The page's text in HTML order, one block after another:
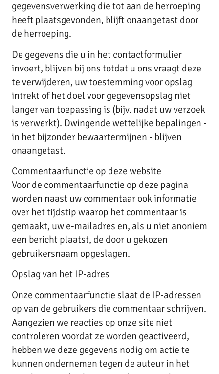
gegevensverwerking die tot aan de herroeping
heeft plaatsgevonden, blijft onaangetast door
de herroeping.
De gegevens die u in het contactformulier
invoert, blijven bij ons totdat u ons vraagt deze
te verwijderen, uw toestemming voor opslag
intrekt of het doel voor gegevensopslag niet
langer van toepassing is (bijv. nadat uw verzoek
is verwerkt). Dwingende wettelijke bepalingen -
in het bijzonder bewaartermijnen - blijven
onaangetast.
Commentaarfunctie op deze website
Voor de commentaarfunctie op deze pagina
worden naast uw commentaar ook informatie
over het tijdstip waarop het commentaar is
gemaakt, uw e-mailadres en, als u niet anoniem
een bericht plaatst, de door u gekozen
gebruikersnaam opgeslagen.
Opslag van het IP-adres
Onze commentaarfunctie slaat de IP-adressen
op van de gebruikers die commentaar schrijven.
Aangezien we reacties op onze site niet
controleren voordat ze worden geactiveerd,
hebben we deze gegevens nodig om actie te
kunnen ondernemen tegen de auteur in het